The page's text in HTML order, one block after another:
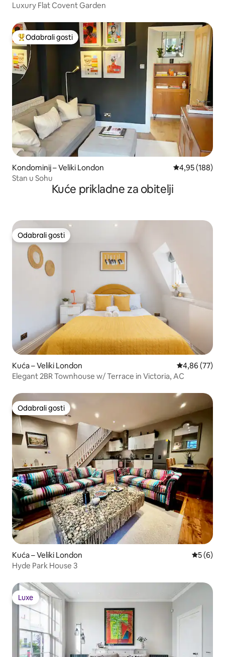
Luxury Flat Covent Garden
Među najviše rangiranima s oznakom „Odabrali gosti”
Odabrali gosti
Kondominij – Veliki London Prosječna
4,95 (188)
Stan u Sohu
Kuće prikladne za obitelji
Odabrali gosti
Odabrali gosti
Kuća – Veliki London Prosječna
4,86 (77)
Elegant 2BR Townhouse w/ Terrace in Victoria, AC
Odabrali gosti
Odabrali gosti
Kuća – Veliki London
5 (6)
Hyde Park House 3
Luxe
Luxe